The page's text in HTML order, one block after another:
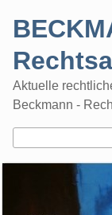
Aktuelle
Beckmann -